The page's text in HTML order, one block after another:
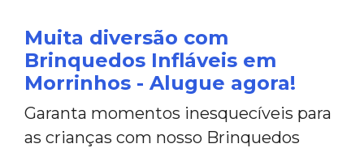
Muita diversão com
Brinquedos Infláveis em
Morrinhos - Alugue agora!
Garanta momentos inesquecíveis para
as crianças com nosso Brinquedos